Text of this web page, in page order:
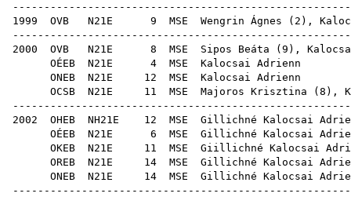
1999 OVB N21E 9 MSE Wengrin Ágnes ( 2 ),
2000 OVB N21E 8 MSE Sipos Beáta ( 9 ),
OÉEB N21E 4 MSE
ONEB N21E 12 MSE
OCSB N21E 11 MSE Majoros Krisztina ( 8 ),
2002 OHEB NH21E 12 MSE
OÉEB N21E 6 MSE
OKEB N21E 11 MSE
OREB N21E 14 MSE
ONEB N21E 14 MSE